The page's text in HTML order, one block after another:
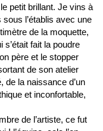
petit brillant. Je vins à
l’établis avec une
de la moquette,
fait la poudre
père et le stopper
de son atelier
de la naissance d’un
et inconfortable,
de l’artiste, ce fut